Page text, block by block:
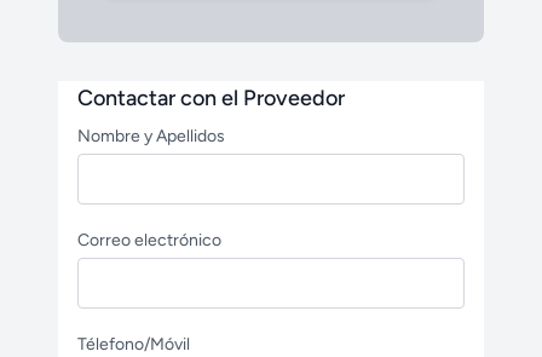
Contactar con el Proveedor
Nombre y Apellidos
Correo electrónico
Télefono/Móvil